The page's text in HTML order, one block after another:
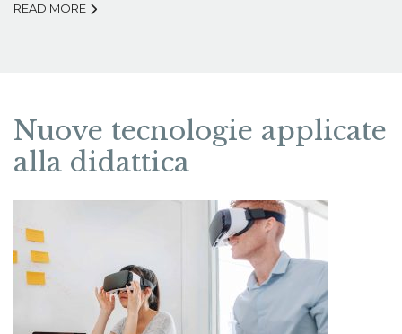
READ MORE
Nuove tecnologie applicate
alla didattica